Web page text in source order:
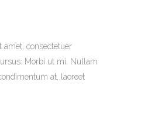
amet, consectetuer
Morbi ut mi. Nullam
at, laoreet